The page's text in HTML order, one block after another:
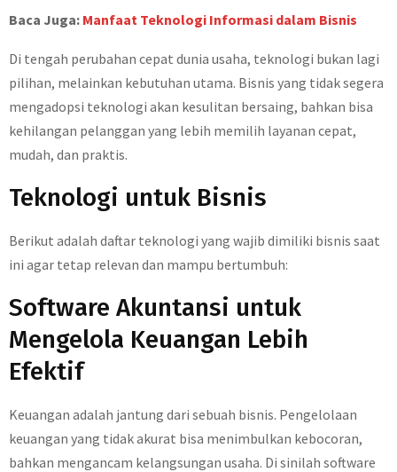
Baca Juga: Manfaat Teknologi Informasi dalam Bisnis
Di tengah perubahan cepat dunia usaha, teknologi bukan lagi
pilihan, melainkan kebutuhan utama. Bisnis yang tidak segera
mengadopsi teknologi akan kesulitan bersaing, bahkan bisa
kehilangan pelanggan yang lebih memilih layanan cepat,
mudah, dan praktis.
Teknologi untuk Bisnis
Berikut adalah daftar teknologi yang wajib dimiliki bisnis saat
ini agar tetap relevan dan mampu bertumbuh:
Software Akuntansi untuk
Mengelola Keuangan Lebih
Efektif
Keuangan adalah jantung dari sebuah bisnis. Pengelolaan
keuangan yang tidak akurat bisa menimbulkan kebocoran,
bahkan mengancam kelangsungan usaha. Di sinilah software